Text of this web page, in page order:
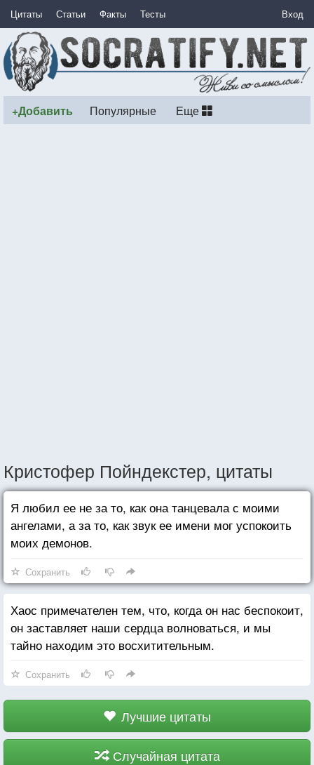
Цитаты Статьи Факты Тесты Вход
+Добавить Популярные Еще
Кристофер Пойндекстер, цитаты
Я любил ее не за то, как она танцевала с моими
ангелами, а за то, как звук ее имени мог успокоить
моих демонов.
Сохранить
Хаос примечателен тем, что, когда он нас беспокоит,
он заставляет наши сердца волноваться, и мы
тайно находим это восхитительным.
Сохранить
Лучшие цитаты
Случайная цитата